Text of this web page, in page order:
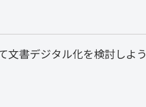
文書デジタル化を検討しよう